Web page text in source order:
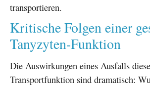
transportieren.
Kritische Folgen einer
Tanyzyten-Funktion
Die Auswirkungen eines Ausfalls
Transportfunktion sind dramatisch: